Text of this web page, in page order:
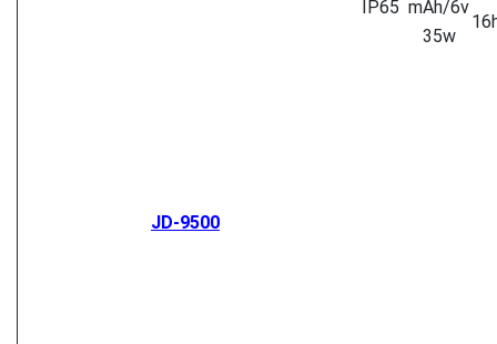
IP65 mAh/6v
35w
JD-9500